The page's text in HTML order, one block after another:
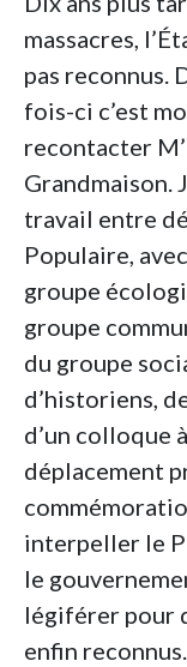
massacres,
pas reconnus.
fois-ci c’est
recontacter
Grandmaison.
travail entre
Populaire,
groupe
groupe
du groupe
d’historiens,
d’un colloque
déplacement
interpeller le
le
légiférer pour
enfin reconnus.